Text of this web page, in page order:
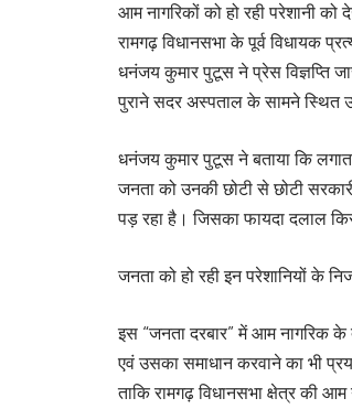
आम नागरिकों को हो रही परेशानी को
रामगढ़ विधानसभा के पूर्व विधायक
धनंजय कुमार पुटूस ने प्रेस विज्ञप्ति
पुराने सदर अस्पताल के सामने स्थित
धनंजय कुमार पुटूस ने बताया कि
जनता को उनकी छोटी से छोटी
पड़ रहा है। जिसका फायदा दलाल
जनता को हो रही इन परेशानियों के
इस “जनता दरबार” में आम नागरिक के
एवं उसका समाधान करवाने का भी
ताकि रामगढ़ विधानसभा क्षेत्र की